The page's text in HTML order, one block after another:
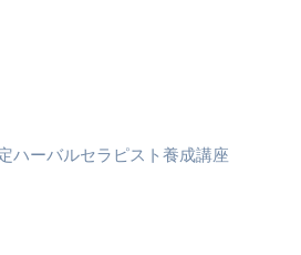
ハーバルセラピスト養成講座